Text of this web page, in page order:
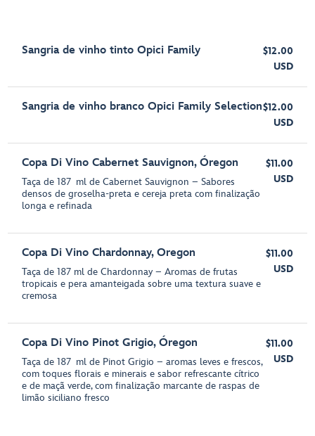
Sangria de vinho tinto Opici Family
$12.00
USD
Sangria de vinho branco Opici Family Selection$12.00
USD
Copa Di Vino Cabernet Sauvignon, Óregon
Taça de 187 ml de Cabernet Sauvignon – Sabores
densos de groselha-preta e cereja preta com finalização
longa e refinada
$11.00
USD
Copa Di Vino Chardonnay, Oregon
Taça de 187 ml de Chardonnay – Aromas de frutas
tropicais e pera amanteigada sobre uma textura suave e
cremosa
$11.00
USD
Copa Di Vino Pinot Grigio, Óregon
Taça de 187 ml de Pinot Grigio – aromas leves e frescos,
com toques florais e minerais e sabor refrescante cítrico
e de maçã verde, com finalização marcante de raspas de
limão siciliano fresco
$11.00
USD